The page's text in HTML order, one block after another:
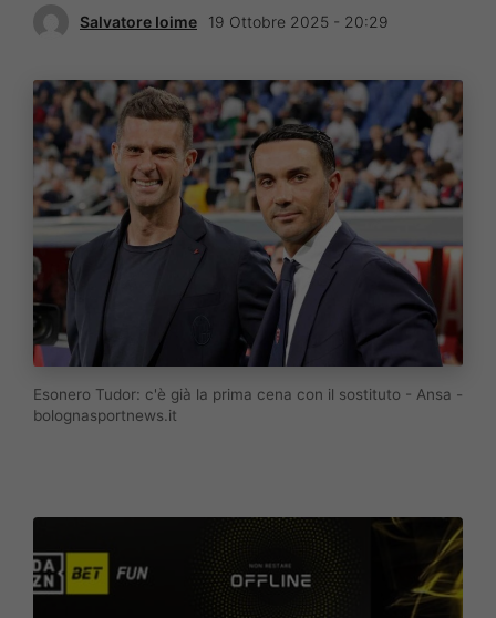
Salvatore Ioime 19 Ottobre 2025 - 20:29
Esonero Tudor: c'è già la prima cena con il sostituto - Ansa -
bolognasportnews.it